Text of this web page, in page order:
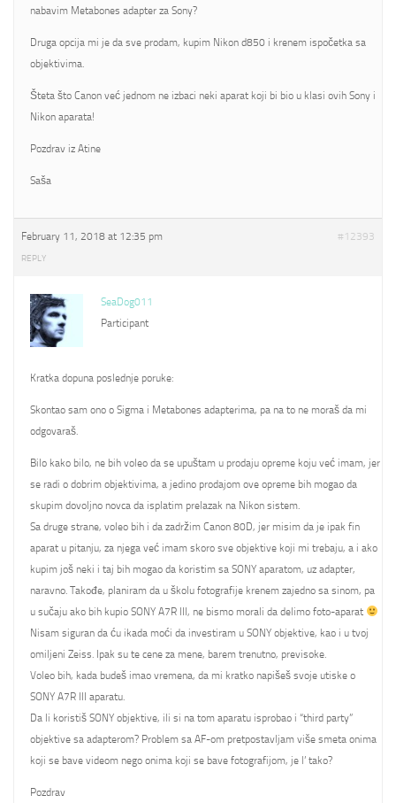
nabavim Metabones adapter za Sony?
Druga opcija mi je da sve prodam, kupim Nikon d850 i krenem ispočetka sa
objektivima.
Šteta što Canon već jednom ne izbaci neki aparat koji bi bio u klasi ovih Sony i
Nikon aparata!
Pozdrav iz Atine
Saša
February 11, 2018 at 12:35 pm #12393
REPLY
SeaDog011
Participant
Kratka dopuna poslednje poruke:
Skontao sam ono o Sigma i Metabones adapterima, pa na to ne moraš da mi
odgovaraš.
Bilo kako bilo, ne bih voleo da se upuštam u prodaju opreme koju već imam, jer
se radi o dobrim objektivima, a jedino prodajom ove opreme bih mogao da
skupim dovoljno novca da isplatim prelazak na Nikon sistem.
Sa druge strane, voleo bih i da zadržim Canon 80D, jer misim da je ipak fin
aparat u pitanju, za njega već imam skoro sve objektive koji mi trebaju, a i ako
kupim još neki i taj bih mogao da koristim sa SONY aparatom, uz adapter,
naravno. Takođe, planiram da u školu fotografije krenem zajedno sa sinom, pa
u sučaju ako bih kupio SONY A7R III, ne bismo morali da delimo foto-aparat
Nisam siguran da ću ikada moći da investiram u SONY objektive, kao i u tvoj
omiljeni Zeiss. Ipak su te cene za mene, barem trenutno, previsoke.
Voleo bih, kada budeš imao vremena, da mi kratko napišeš svoje utiske o
SONY A7R III aparatu.
Da li koristiš SONY objektive, ili si na tom aparatu isprobao i “third party”
objektive sa adapterom? Problem sa AF-om pretpostavljam više smeta onima
koji se bave videom nego onima koji se bave fotografijom, je l’ tako?
Pozdrav